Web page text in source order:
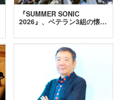
『SUMMER SONIC
2026』、ベテラン3組の懐…